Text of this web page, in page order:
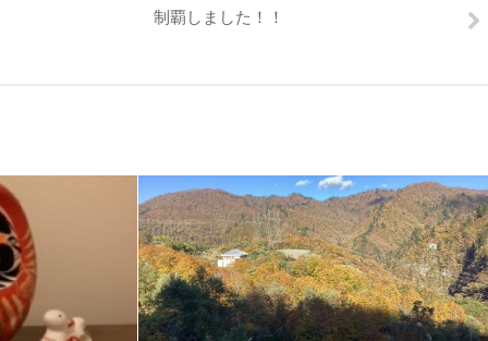
制覇しました！！